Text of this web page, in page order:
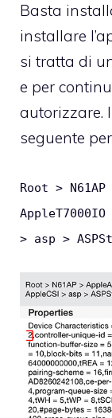
Basta
installare
si tratta di
e per
autorizzare.
seguente
Root >
> asp >